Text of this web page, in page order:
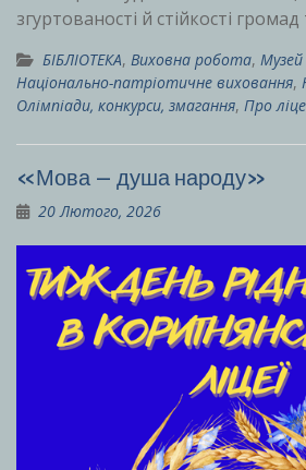
згуртованості й стійкості громад
БІБЛІОТЕКА, Виховна робота,
Національно-патріотичне виховання,
Олімпіади, конкурси, змагання, Про
«Мова – душа народу»
20 Лютого, 2026